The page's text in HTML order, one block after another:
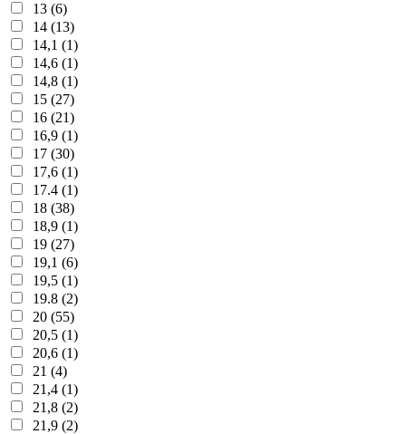
13 (6)
14 (13)
14,1 (1)
14,6 (1)
14,8 (1)
15 (27)
16 (21)
16,9 (1)
17 (30)
17,6 (1)
17.4 (1)
18 (38)
18,9 (1)
19 (27)
19,1 (6)
19,5 (1)
19.8 (2)
20 (55)
20,5 (1)
20,6 (1)
21 (4)
21,4 (1)
21,8 (2)
21,9 (2)